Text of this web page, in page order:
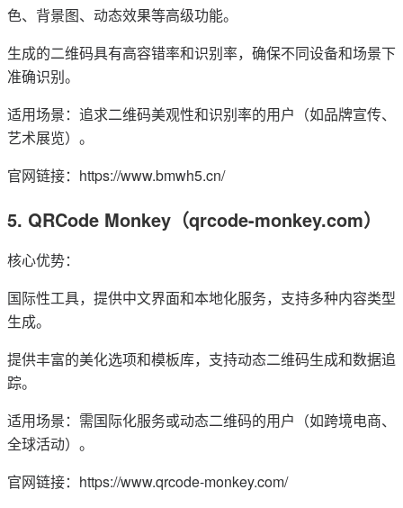
色、背景图、动态效果等高级功能。
生成的二维码具有高容错率和识别率，确保不同设备和场景下
准确识别。
适用场景：追求二维码美观性和识别率的用户（如品牌宣传、
艺术展览）。
官网链接：https://www.bmwh5.cn/
5. QRCode Monkey（qrcode-monkey.com）
核心优势：
国际性工具，提供中文界面和本地化服务，支持多种内容类型
生成。
提供丰富的美化选项和模板库，支持动态二维码生成和数据追
踪。
适用场景：需国际化服务或动态二维码的用户（如跨境电商、
全球活动）。
官网链接：https://www.qrcode-monkey.com/